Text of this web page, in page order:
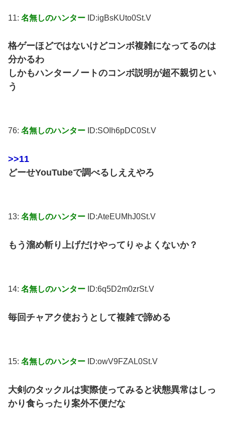
11: 名無しのハンター ID:igBsKUto0St.V
格ゲーほどではないけどコンボ複雑になってるのは
分かるわ
しかもハンターノートのコンボ説明が超不親切とい
う
76: 名無しのハンター ID:SOIh6pDC0St.V
>>11
どーせYouTubeで調べるしええやろ
13: 名無しのハンター ID:AteEUMhJ0St.V
もう溜め斬り上げだけやってりゃよくないか？
14: 名無しのハンター ID:6q5D2m0zrSt.V
毎回チャアク使おうとして複雑で諦める
15: 名無しのハンター ID:owV9FZAL0St.V
大剣のタックルは実際使ってみると状態異常はしっ
かり食らったり案外不便だな